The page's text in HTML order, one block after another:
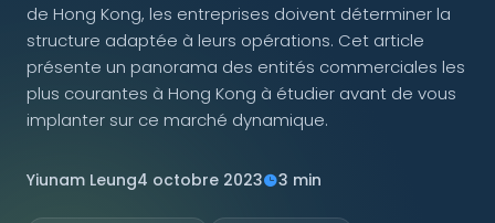
Contactez-nous
de Hong Kong, les entreprises doivent déterminer la
structure adaptée à leurs opérations. Cet article
présente un panorama des entités commerciales les
plus courantes à Hong Kong à étudier avant de vous
implanter sur ce marché dynamique.
Yiunam Leung4 octobre 2023 3 min